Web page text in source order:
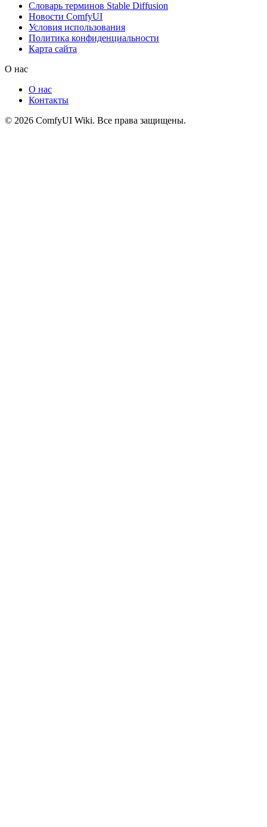
Словарь терминов Stable Diffusion
Новости ComfyUI
Условия использования
Политика конфиденциальности
Карта сайта
О нас
О нас
Контакты
© 2026 ComfyUI Wiki. Все права защищены.